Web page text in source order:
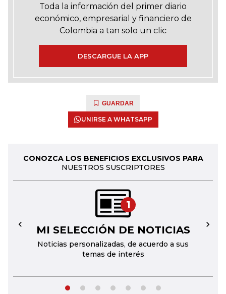
Toda la información del primer diario
económico, empresarial y financiero de
Colombia a tan solo un clic
DESCARGUE LA APP
GUARDAR
UNIRSE A WHATSAPP
CONOZCA LOS BENEFICIOS EXCLUSIVOS PARA
NUESTROS SUSCRIPTORES
1
MI SELECCIÓN DE NOTICIAS
Noticias personalizadas, de acuerdo a sus
temas de interés
← →